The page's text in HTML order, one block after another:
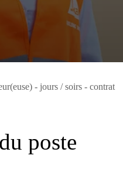
- jours / soirs - contrat
poste